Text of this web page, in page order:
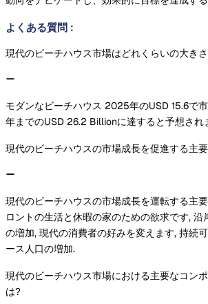
よくある質問 :
現代のビーチハウス市場はどれくらいの大き
モダンなビーチハウス 2025年のUSD 15.6で
年までのUSD 26.2 Billionに達すると予想され
現代のビーチハウスの市場成長を促進する主
現代のビーチハウスの市場成長を運転する主
ロントの生活と休暇の家のための欲求です, 沿
の増加, 現代の消費者の好みを変えます, 持続
ース人口の増加.
現代のビーチハウス市場における主要なコン
は?